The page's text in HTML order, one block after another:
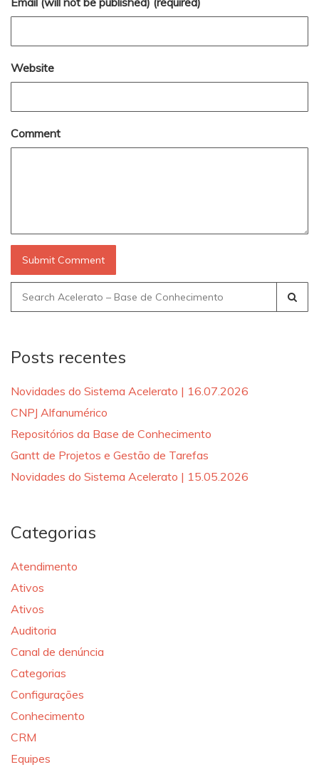
Website
Comment
Search
for:
Posts recentes
Novidades do Sistema Acelerato | 16.07.2026
CNPJ Alfanumérico
Repositórios da Base de Conhecimento
Gantt de Projetos e Gestão de Tarefas
Novidades do Sistema Acelerato | 15.05.2026
Categorias
Atendimento
Ativos
Ativos
Auditoria
Canal de denúncia
Categorias
Configurações
Conhecimento
CRM
Equipes